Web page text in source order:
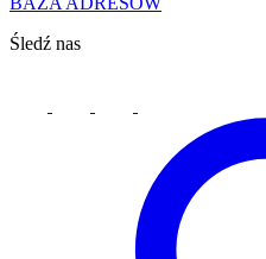
Śledź nas